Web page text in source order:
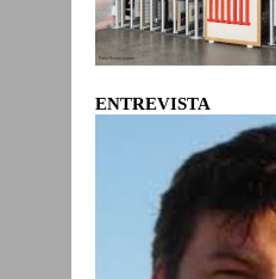
ENTREVISTA